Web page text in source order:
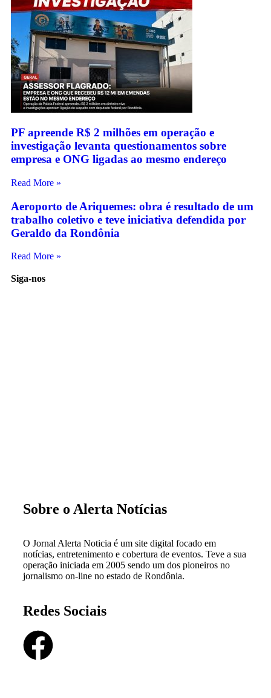
PF apreende R$ 2 milhões em operação e
investigação levanta questionamentos sobre
empresa e ONG ligadas ao mesmo endereço
Read More »
Aeroporto de Ariquemes: obra é resultado de um
trabalho coletivo e teve iniciativa defendida por
Geraldo da Rondônia
Read More »
Siga-nos
Sobre o Alerta Notícias
O Jornal Alerta Noticia é um site digital focado em
notícias, entretenimento e cobertura de eventos. Teve a sua
operação iniciada em 2005 sendo um dos pioneiros no
jornalismo on-line no estado de Rondônia.
Redes Sociais